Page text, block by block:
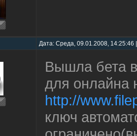
Дата: Среда, 09.01.2008,
Вышла бета
для онлайна
http://
ключ